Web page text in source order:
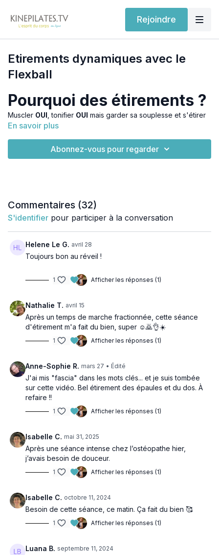
Rejoindre
Etirements dynamiques avec le
Flexball
Pourquoi des étirements ?
Muscler OUI, tonifier OUI mais garder sa souplesse et s'étirer
c'estVITAL!! 🌟
Assouplir le corps, allonger ses muscles et ses chaînes
posturales musculaires et fasciales c'est prévenir
C’est ce qui va vous aider à gagner en amplitude articulaire, à
améliorer votre posture et votre mobilité.
Les étirements vont apporter une harmonie à votre corps et
une meilleure énergie.
❤️ Appréciez cette séance simple et dynamique.
➡️ Les fascia c'est quoi ?? Je vous invite à regarder cette
Comment vous sentez-vous après cette séance ?
En savoir plus
Abonnez-vous pour regarder
Commentaires (32)
S'identifier pour participer à la conversation
Helene Le G. avril 28
Toujours bon au réveil !
1 Afficher les réponses (1)
Nathalie T. avril 15
Après un temps de marche fractionnée, cette séance
d'étirement m'a fait du bien, super ☺️🙇👌☀️
1 Afficher les réponses (1)
Anne-Sophie R. mars 27 • Édité
J'ai mis "fascia" dans les mots clés... et je suis tombée
sur cette vidéo. Bel étirement des épaules et du dos. À
refaire !!
1 Afficher les réponses (1)
Isabelle C. mai 31, 2025
Après une séance intense chez l’ostéopathe hier,
j’avais besoin de douceur.
1 Afficher les réponses (1)
Isabelle C. octobre 11, 2024
Besoin de cette séance, ce matin. Ça fait du bien 🥰
1 Afficher les réponses (1)
Luana B. septembre 11, 2024